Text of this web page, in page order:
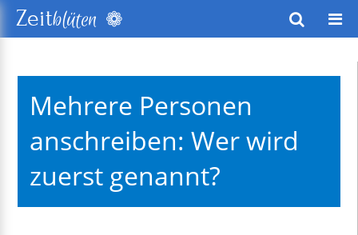
Zeitblüten ❁
Mehrere Personen
anschreiben: Wer wird
zuerst genannt?